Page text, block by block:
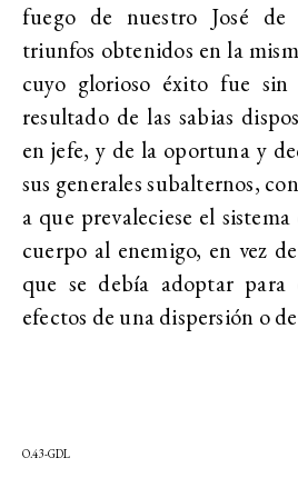
fuego de nuestro José
triunfos obtenidos en la
cuyo glorioso éxito fue
resultado de las sabias
en jefe, y de la oportuna y
sus generales subalternos,
a que prevaleciese el
cuerpo al enemigo, en vez
que se debía adoptar para
efectos de una dispersión o
O.43-GDL